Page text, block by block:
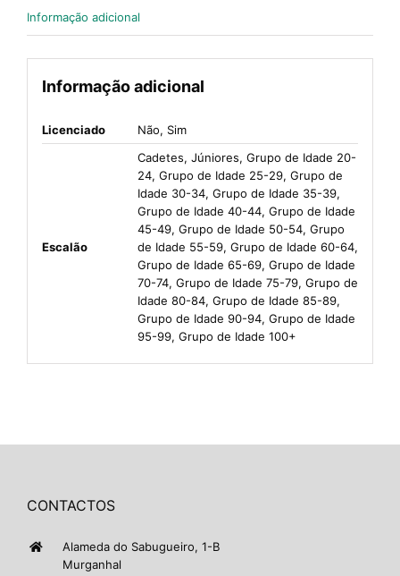
Informação adicional
Informação adicional
Licenciado Não, Sim
Escalão
Cadetes, Júniores, Grupo de Idade 20-
24, Grupo de Idade 25-29, Grupo de
Idade 30-34, Grupo de Idade 35-39,
Grupo de Idade 40-44, Grupo de Idade
45-49, Grupo de Idade 50-54, Grupo
de Idade 55-59, Grupo de Idade 60-64,
Grupo de Idade 65-69, Grupo de Idade
70-74, Grupo de Idade 75-79, Grupo de
Idade 80-84, Grupo de Idade 85-89,
Grupo de Idade 90-94, Grupo de Idade
95-99, Grupo de Idade 100+
CONTACTOS
Alameda do Sabugueiro, 1-B
Murganhal